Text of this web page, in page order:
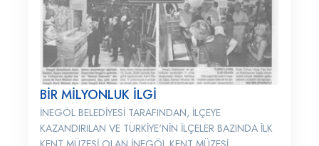
BİR MİLYONLUK İLGİ
İNEGÖL BELEDİYESİ TARAFINDAN, İLÇEYE
KAZANDIRILAN VE TÜRKİYE'NİN İLÇELER BAZINDA İLK